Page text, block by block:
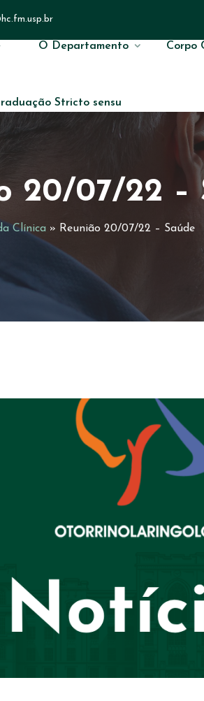
O Departamento Corpo
Stricto sensu
20/07/22 –
Clínica » Reunião 20/07/22 – Saúde